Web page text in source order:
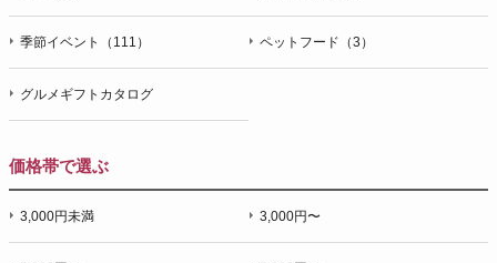
季節イベント（111） ペットフード（3）
グルメギフトカタログ
価格帯で選ぶ
3,000円未満 3,000円〜